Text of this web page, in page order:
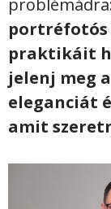
praktikáit
jelenj meg
eleganciát
amit